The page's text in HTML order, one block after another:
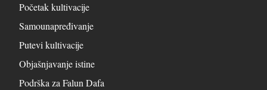
Početak kultivacije
Samounapređivanje
Putevi kultivacije
Objašnjavanje istine
Podrška za Falun Dafa